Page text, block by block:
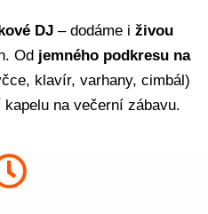
DJ – dodáme i živou
Od jemného podkresu na
klavír, varhany, cimbál)
na večerní zábavu.